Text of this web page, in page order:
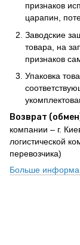
признаков
царапин,
Заводские
товара, на
признаков
Упаковка
Возврат
компании – г.
логистической
перевозчика)
Больше